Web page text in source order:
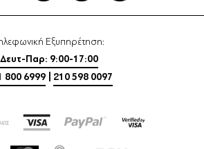
Εξυπηρέτηση:
Δευτ-Παρ: 9:00-17:00
800 6999
210 598 0097